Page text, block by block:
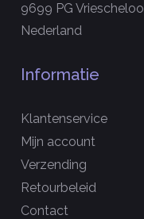
9699 PG Vriescheloo
Nederland
Informatie
Klantenservice
Mijn account
Verzending
Retourbeleid
Contact